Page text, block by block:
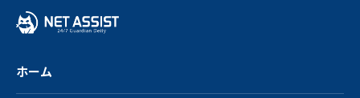
ホーム